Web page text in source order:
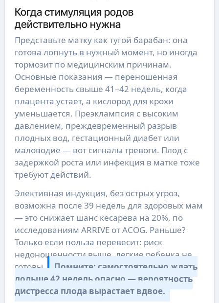
Когда стимуляция родов
действительно нужна
Представьте матку как тугой барабан: она
готова лопнуть в нужный момент, но иногда
тормозит по медицинским причинам.
Основные показания — переношенная
беременность свыше 41–42 недель, когда
плацента устает, а кислород для крохи
уменьшается. Преэклампсия с высоким
давлением, преждевременный разрыв
плодных вод, гестационный диабет или
маловодие — вот сигналы тревоги. Плод с
задержкой роста или инфекция в матке тоже
требуют действий.
Элективная индукция, без острых угроз,
возможна после 39 недель для здоровых мам
— это снижает шанс кесарева на 20%, по
исследованиям ARRIVE от ACOG. Раньше?
Только если польза перевесит: риск
недоношенности выше, легкие ребенка не
готовы.
Помните: самостоятельно ждать
дольше 42 недель опасно — вероятность
дистресса плода вырастает вдвое.